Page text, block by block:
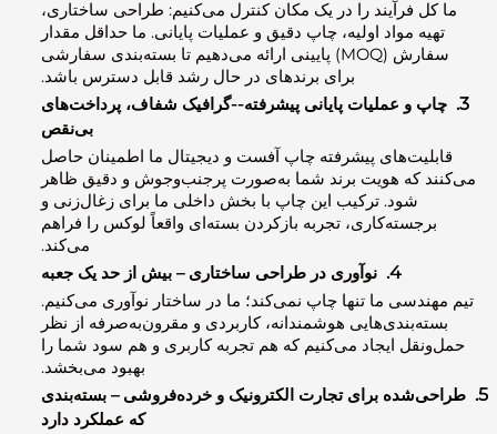
فرآیند را در یک مکان کنترل می‌کنیم: طراحی ساختاری،
مواد اولیه، چاپ دقیق و عملیات پایانی. ما حداقل مقدار
سفارش (MOQ) پایینی ارائه می‌دهیم تا بسته‌بندی سفارشی
برای برندهای در حال رشد قابل دسترس باشد.
و عملیات پایانی پیشرفته--گرافیک شفاف، پرداخت‌های
پیشرفته چاپ آفست و دیجیتال ما اطمینان حاصل
که هویت برند شما به‌صورت پرجنب‌وجوش و دقیق ظاهر
شود. ترکیب این چاپ با بخش داخلی ما برای زغال‌زنی و
تجربه بازکردن بسته‌ای واقعاً لوکس را فراهم
نوآوری در طراحی ساختاری – بیش از حد یک جعبه
ما تنها چاپ نمی‌کند؛ ما در ساختار نوآوری می‌کنیم.
هوشمندانه، کاربردی و مقرون‌به‌صرفه از نظر
ایجاد می‌کنیم که هم تجربه کاربری و هم سود شما را
بهبود می‌بخشد.
برای تجارت الکترونیک و خرده‌فروشی – بسته‌بندی
که عملکرد دارد